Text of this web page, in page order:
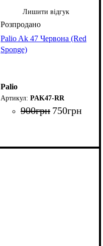
Лишити відгук
Palio Ak 47 Червона (Red
Sponge)
Palio
PAK47-RR
900грн 750грн